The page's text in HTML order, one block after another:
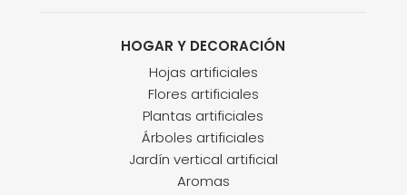
HOGAR Y DECORACIÓN
Hojas artificiales
Flores artificiales
Plantas artificiales
Árboles artificiales
Jardín vertical artificial
Aromas